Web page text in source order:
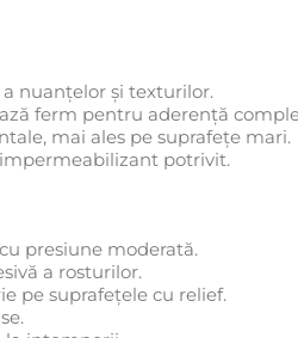
nuanțelor și texturilor.
ferm pentru aderență
mai ales pe suprafețe mari.
potrivit.
presiune moderată.
a rosturilor.
pe suprafețele cu relief.